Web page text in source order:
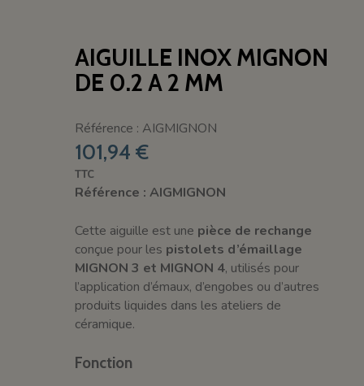
AIGUILLE INOX MIGNON
DE 0.2 A 2 MM
Référence : AIGMIGNON
101,94 €
TTC
Référence : AIGMIGNON
Cette aiguille est une pièce de rechange
conçue pour les pistolets d’émaillage
MIGNON 3 et MIGNON 4, utilisés pour
l’application d’émaux, d’engobes ou d’autres
produits liquides dans les ateliers de
céramique.
Fonction